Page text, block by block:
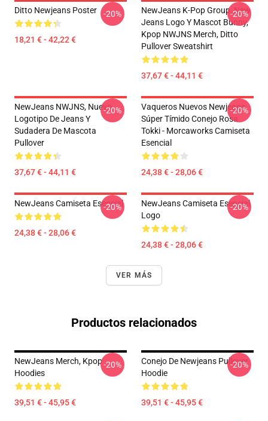
Ditto Newjeans Poster
18,21 € - 42,22 €
-20%
NewJeans K-Pop Group, New
Jeans Logo Y Mascot Bunny,
Kpop NWJNS Merch, Ditto
Pullover Sweatshirt
37,67 € - 44,11 €
-20%
NewJeans NWJNS, Nuevo
Logotipo De Jeans Y
Sudadera De Mascota
Pullover
37,67 € - 44,11 €
-20%
Vaqueros Nuevos Newjeans
Súper Tímido Conejo Rosa
Tokki - Morcaworks Camiseta
Esencial
24,38 € - 28,06 €
-20%
NewJeans Camiseta Esencial
24,38 € - 28,06 €
-20%
NewJeans Camiseta Esencial
Logo
24,38 € - 28,06 €
-20%
VER MÁS
Productos relacionados
NewJeans Merch, Kpop
Hoodies
39,51 € - 45,95 €
-20%
Conejo De Newjeans Pullover
Hoodie
39,51 € - 45,95 €
-20%